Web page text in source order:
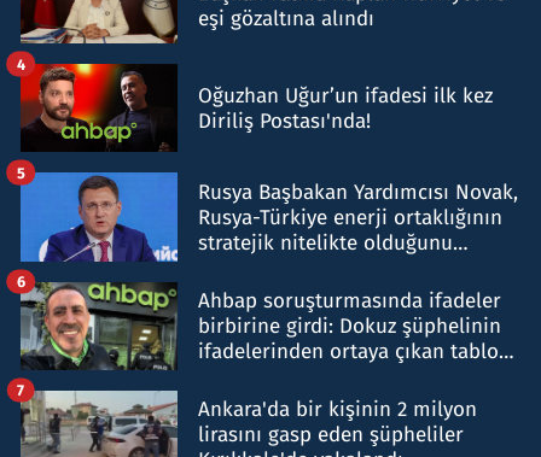
eşi gözaltına alındı
Oğuzhan Uğur’un ifadesi ilk kez
Diriliş Postası'nda!
4
Rusya Başbakan Yardımcısı Novak,
Rusya-Türkiye enerji ortaklığının
stratejik nitelikte olduğunu
5
Ahbap soruşturmasında ifadeler
birbirine girdi: Dokuz şüphelinin
ifadelerinden ortaya çıkan tablo
6
Ankara'da bir kişinin 2 milyon
lirasını gasp eden şüpheliler
7